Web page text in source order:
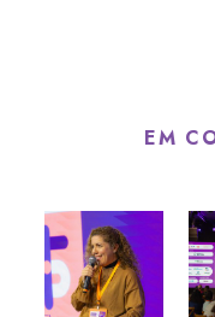
EM